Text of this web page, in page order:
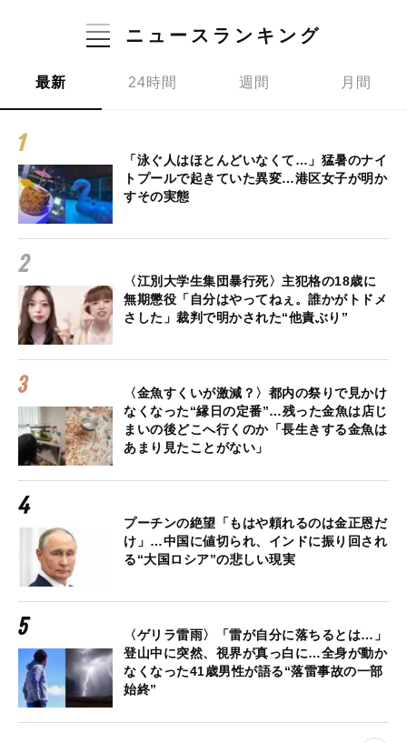
ニュースランキング
最新 24時間 週間 月間
「泳ぐ人はほとんどいなくて…」猛暑のナイ
トプールで起きていた異変…港区女子が明か
すその実態
〈江別大学生集団暴行死〉主犯格の18歳に
無期懲役「自分はやってねぇ。誰かがトドメ
さした」裁判で明かされた“他責ぶり”
〈金魚すくいが激減？〉都内の祭りで見かけ
なくなった“縁日の定番”…残った金魚は店じ
まいの後どこへ行くのか「長生きする金魚は
あまり見たことがない」
プーチンの絶望「もはや頼れるのは金正恩だ
け」…中国に値切られ、インドに振り回され
る“大国ロシア”の悲しい現実
〈ゲリラ雷雨〉「雷が自分に落ちるとは…」
登山中に突然、視界が真っ白に…全身が動か
なくなった41歳男性が語る“落雷事故の一部
始終”